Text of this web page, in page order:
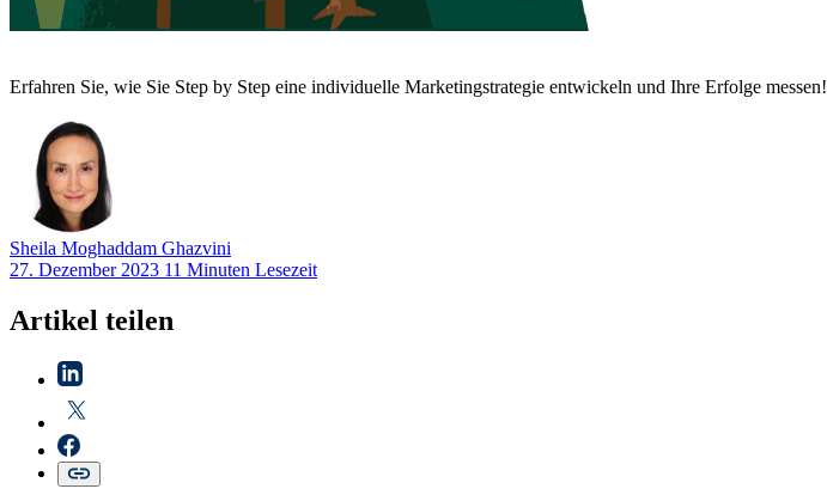
Erfahren Sie, wie Sie Step by Step eine individuelle Marketingstrategie entwickeln und Ihre Erfolge messen!
Sheila Moghaddam Ghazvini
27. Dezember 2023 11 Minuten Lesezeit
Artikel teilen